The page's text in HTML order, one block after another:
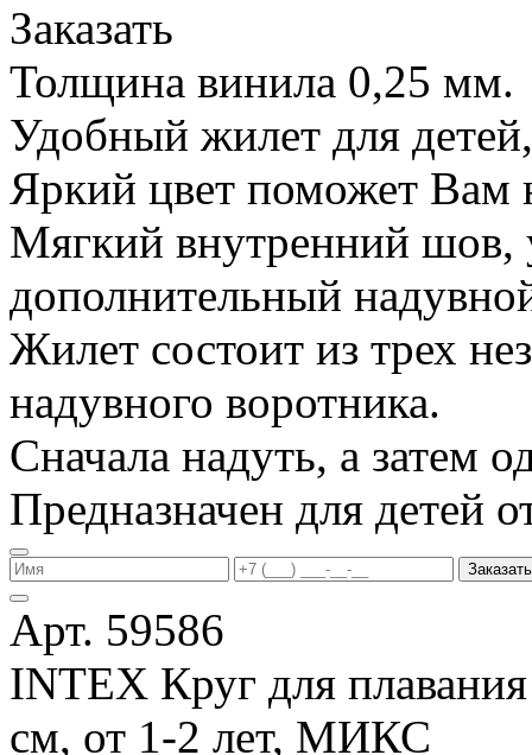
Заказать
Толщина винила 0,25 мм.
Удобный жилет для
Яркий цвет поможет Вам
Мягкий внутренний шов,
дополнительный
Жилет состоит из трех
надувного воротника.
Сначала надуть, а затем
Предназначен для детей
Заказать
Арт. 59586
INTEX Круг для
см, от 1-2 лет, МИКС